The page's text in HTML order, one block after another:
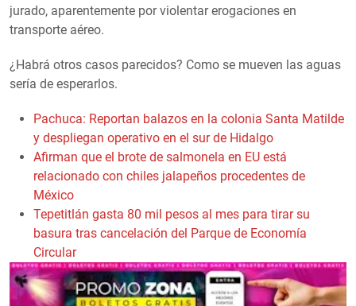
jurado, aparentemente por violentar erogaciones en
transporte aéreo.
¿Habrá otros casos parecidos? Como se mueven las aguas
sería de esperarlos.
Pachuca: Reportan balazos en la colonia Santa Matilde
y despliegan operativo en el sur de Hidalgo
Afirman que el brote de salmonela en EU está
relacionado con chiles jalapeños procedentes de
México
Tepetitlán gasta 80 mil pesos al mes para tirar su
basura tras cancelación del Parque de Economía
Circular